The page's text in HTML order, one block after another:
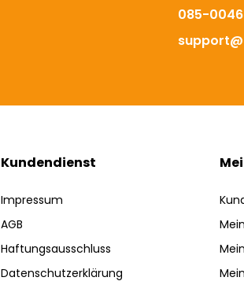
085-
Kundendienst
Impressum
AGB
Haftungsausschluss
Datenschutzerklärung